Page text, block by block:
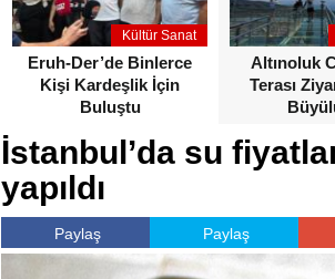
Kültür Sanat
Eruh-Der’de Binlerce
Kişi Kardeşlik İçin
Buluştu
Altınoluk
Terası
İstanbul’da su
yapıldı
Paylaş Paylaş